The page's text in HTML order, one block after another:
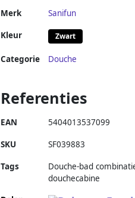
Merk Sanifun
Kleur Zwart
Categorie Douche
Referenties
EAN 5404013537099
SKU SF039883
Tags
Douche-bad
douchecabine